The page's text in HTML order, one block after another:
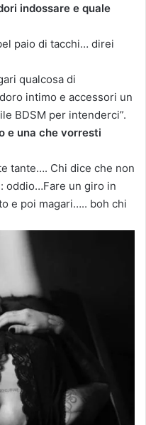
indossare e quale
paio di tacchi… direi
qualcosa di
intimo e accessori un
BDSM per intenderci”.
e una che vorresti
tante…. Chi dice che non
oddio…Fare un giro in
e poi magari….. boh chi